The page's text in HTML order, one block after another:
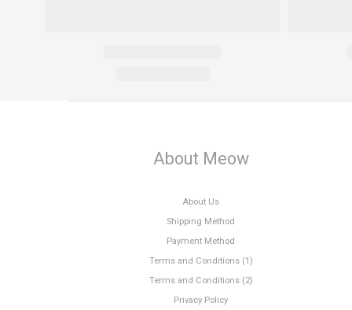
About Meow
About Us
Shipping Method
Payment Method
Terms and Conditions (1)
Terms and Conditions (2)
Privacy Policy